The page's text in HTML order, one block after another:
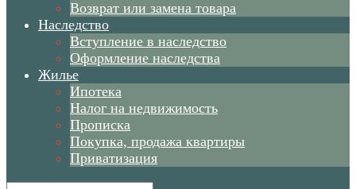
Возврат или замена товара
Наследство
Вступление в наследство
Оформление наследства
Жилье
Ипотека
Налог на недвижимость
Прописка
Покупка, продажа квартиры
Приватизация